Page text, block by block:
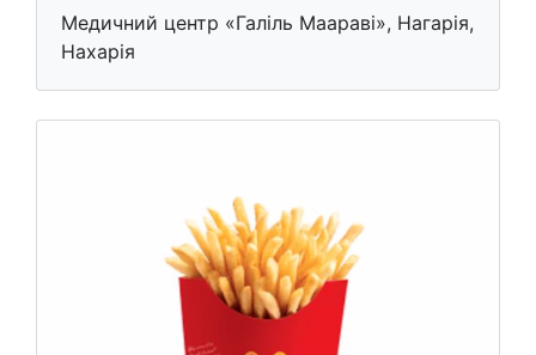
Медичний центр «Галіль Маараві», Нагарія,
Нахарія